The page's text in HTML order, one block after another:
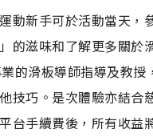
動新手可於活動當天，
的滋味和了解更多關於
的滑板導師指導及教授
技巧。是次體驗亦結合
台手續費後，所有收益